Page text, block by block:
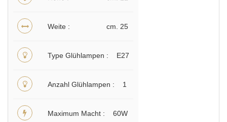
Weite cm. 25
Type Glühlampen E27
Anzahl Glühlampen 1
Maximum Macht 60W